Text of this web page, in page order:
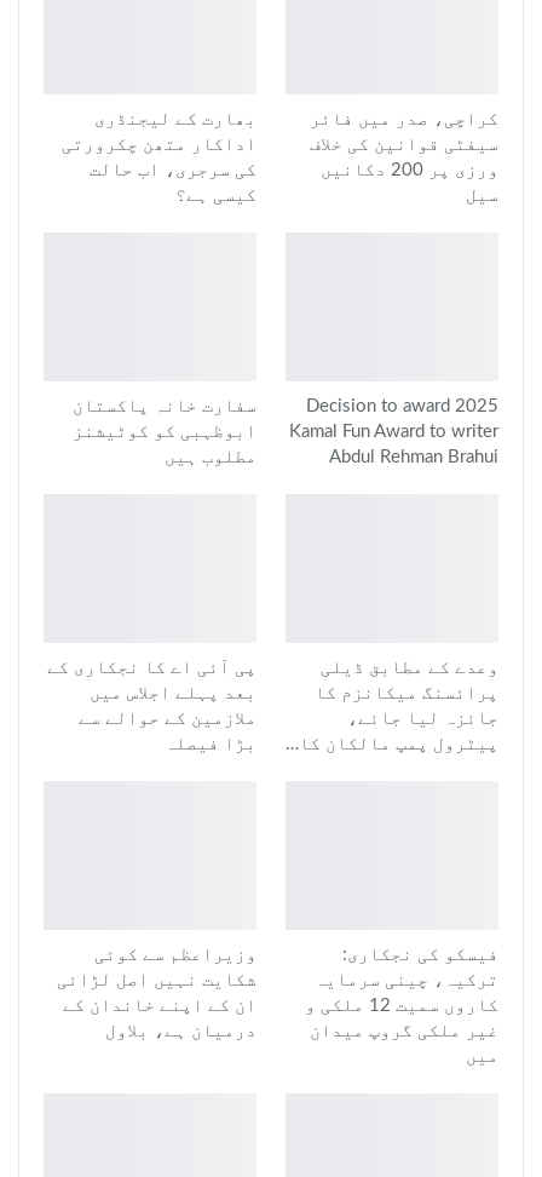
کراچی، صدر میں فائر
سیفٹی قوانین کی خلاف
ورزی پر 200 دکانیں
سیل
بھارت کے لیجنڈری
اداکار متھن چکرورتی
کی سرجری، اب حالت
کیسی ہے؟
Decision to award 2025
Kamal Fun Award to writer
Abdul Rehman Brahui
سفارت خانہ پاکستان
ابوظہبی کو کوٹیشنز
مطلوب ہیں
وعدے کے مطابق ڈیلی
پرائسنگ میکانزم کا
جائزہ لیا جائے،
پیٹرول پمپ مالکان کا…
پی آئی اے کا نجکاری کے
بعد پہلے اجلاس میں
ملازمین کے حوالے سے
بڑا فیصلہ
فیسکو کی نجکاری:
ترکیہ، چینی سرمایہ
کاروں سمیت 12 ملکی و
غیر ملکی گروپ میدان
میں
وزیراعظم سے کوئی
شکایت نہیں اصل لڑائی
ان کے اپنے خاندان کے
درمیان ہے، بلاول